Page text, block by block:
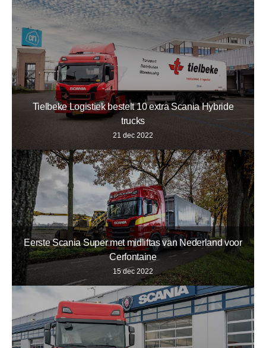
Tielbeke Logistiek bestelt 10 extra Scania Hybride
trucks
21 dec 2022
Eerste Scania Super met midliftas van Nederland voor
Cerfontaine
15 dec 2022